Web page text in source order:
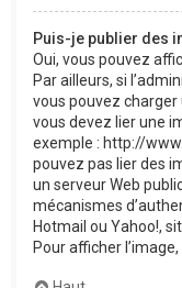
Puis-je publier des
Oui, vous pouvez
Par ailleurs, si
vous pouvez
vous devez lier une
exemple : http://
pouvez pas lier des
un serveur Web
mécanismes
Hotmail ou Yahoo!,
Pour afficher